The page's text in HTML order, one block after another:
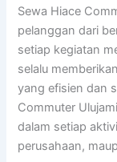
Sewa Hiace
pelanggan dari
setiap kegiatan
selalu
yang efisien dan
Commuter
dalam setiap
perusahaan,